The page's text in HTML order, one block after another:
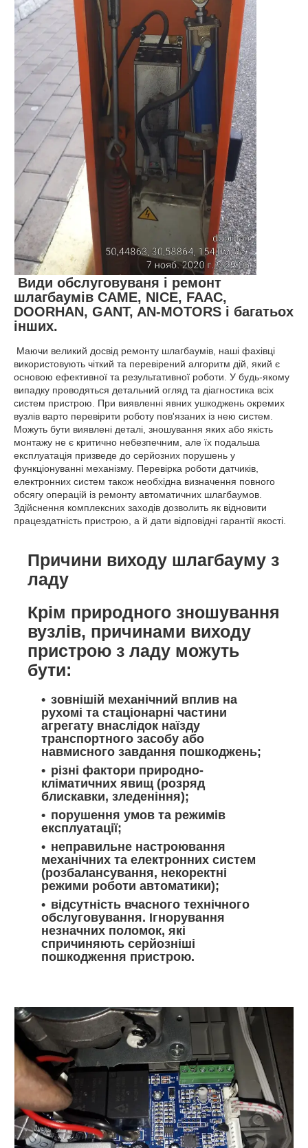
Види обслуговуваня і ремонт
шлагбаумів CAME, NICE, FAAC,
DOORHAN, GANT, AN-MOTORS і багатьох
інших.
Маючи великий досвід ремонту шлагбаумів, наші фахівці
використовують чіткий та перевірений алгоритм дій, який є
основою ефективної та результативної роботи. У будь-якому
випадку проводяться детальний огляд та діагностика всіх
систем пристрою. При виявленні явних ушкоджень окремих
вузлів варто перевірити роботу пов'язаних із нею систем.
Можуть бути виявлені деталі, зношування яких або якість
монтажу не є критично небезпечним, але їх подальша
експлуатація призведе до серйозних порушень у
функціонуванні механізму. Перевірка роботи датчиків,
електронних систем також необхідна визначення повного
обсягу операцій із ремонту автоматичних шлагбаумов.
Здійснення комплексних заходів дозволить як відновити
працездатність пристрою, а й дати відповідні гарантії якості.
Причини виходу шлагбауму з
ладу
Крім природного зношування
вузлів, причинами виходу
пристрою з ладу можуть
бути:
зовнішій механічний вплив на
рухомі та стаціонарні частини
агрегату внаслідок наїзду
транспортного засобу або
навмисного завдання пошкоджень;
різні фактори природно-
кліматичних явищ (розряд
блискавки, зледеніння);
порушення умов та режимів
експлуатації;
неправильне настроювання
механічних та електронних систем
(розбалансування, некоректні
режими роботи автоматики);
відсутність вчасного технічного
обслуговування. Ігнорування
незначних поломок, які
спричиняють серйозніші
пошкодження пристрою.